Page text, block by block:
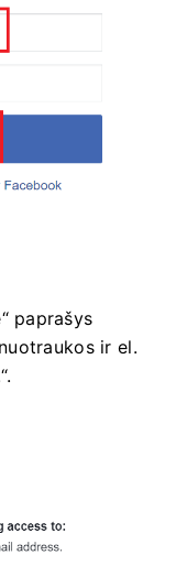
paprašys
ir el.